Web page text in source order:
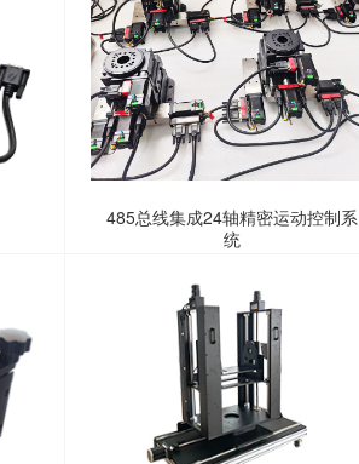
485总线集成24轴精密运动控制系
统